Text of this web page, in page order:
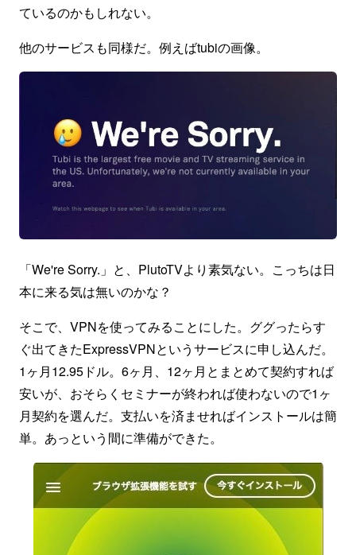
ているのかもしれない。
他のサービスも同様だ。例えばtubiの画像。
「We're Sorry.」と、PlutoTVより素気ない。こっちは日
本に来る気は無いのかな？
そこで、VPNを使ってみることにした。ググったらす
ぐ出てきたExpressVPNというサービスに申し込んだ。
1ヶ月12.95ドル。6ヶ月、12ヶ月とまとめて契約すれば
安いが、おそらくセミナーが終われば使わないので1ヶ
月契約を選んだ。支払いを済ませればインストールは簡
単。あっという間に準備ができた。